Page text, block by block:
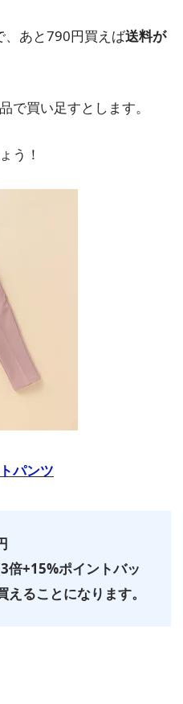
あと790円買えば送料が
で買い足すとします。
う！
パンツ
倍+15%ポイントバッ
えることになります。